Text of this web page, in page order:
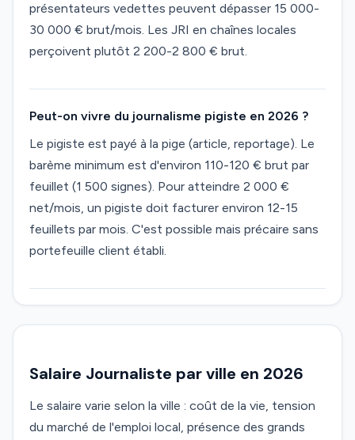
présentateurs vedettes peuvent dépasser 15 000-
30 000 € brut/mois. Les JRI en chaînes locales
perçoivent plutôt 2 200-2 800 € brut.
Peut-on vivre du journalisme pigiste en 2026 ?
Le pigiste est payé à la pige (article, reportage). Le
barème minimum est d'environ 110-120 € brut par
feuillet (1 500 signes). Pour atteindre 2 000 €
net/mois, un pigiste doit facturer environ 12-15
feuillets par mois. C'est possible mais précaire sans
portefeuille client établi.
Salaire Journaliste par ville en 2026
Le salaire varie selon la ville : coût de la vie, tension
du marché de l'emploi local, présence des grands